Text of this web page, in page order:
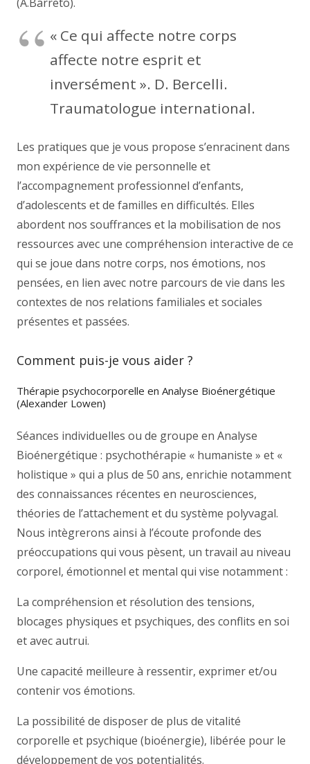
« Ce qui affecte notre corps
affecte notre esprit et
inversément ». D. Bercelli.
Traumatologue international.
Les pratiques que je vous propose s’enracinent dans
mon expérience de vie personnelle et
l’accompagnement professionnel d’enfants,
d’adolescents et de familles en difficultés. Elles
abordent nos souffrances et la mobilisation de nos
ressources avec une compréhension interactive de ce
qui se joue dans notre corps, nos émotions, nos
pensées, en lien avec notre parcours de vie dans les
contextes de nos relations familiales et sociales
présentes et passées.
Comment puis-je vous aider ?
Thérapie psychocorporelle en Analyse Bioénergétique
(Alexander Lowen)
Séances individuelles ou de groupe en Analyse
Bioénergétique : psychothérapie « humaniste » et «
holistique » qui a plus de 50 ans, enrichie notamment
des connaissances récentes en neurosciences,
théories de l’attachement et du système polyvagal.
Nous intègrerons ainsi à l’écoute profonde des
préoccupations qui vous pèsent, un travail au niveau
corporel, émotionnel et mental qui vise notamment :
La compréhension et résolution des tensions,
blocages physiques et psychiques, des conflits en soi
et avec autrui.
Une capacité meilleure à ressentir, exprimer et/ou
contenir vos émotions.
La possibilité de disposer de plus de vitalité
corporelle et psychique (bioénergie), libérée pour le
développement de vos potentialités.